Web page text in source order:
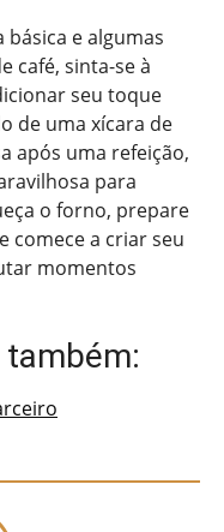
e algumas
café, sinta-se à
seu toque
de uma xícara de
após uma refeição,
para
o forno, prepare
comece a criar seu
momentos